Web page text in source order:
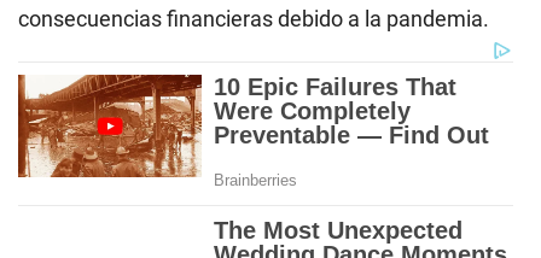
consecuencias financieras debido a la pandemia.